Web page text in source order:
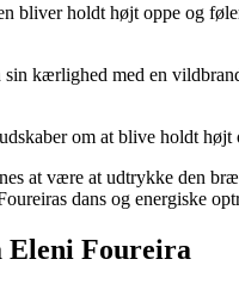
bliver holdt højt oppe og
kærlighed med en
om at blive holdt
at være at udtrykke den
dans og energiske
Eleni Foureira